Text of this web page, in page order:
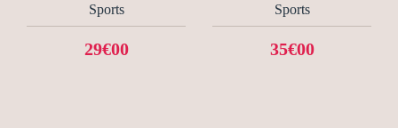
Sports
29€00
Sports
35€00